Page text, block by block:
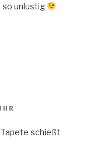
so unlustig
schießt